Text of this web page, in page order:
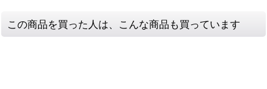
この商品を買った人は、こんな商品も買っています